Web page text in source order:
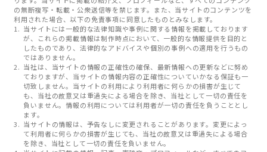
の無断複写・転載・公衆送信等を禁じます。また、当サイトのコンテンツを
利用された場合、以下の免責事項に同意したものとみなします。
当サイトには一般的な法律知識や事例に関する情報を掲載しております
が、これらの掲載情報は制作時点において、一般的な情報提供を目的と
したものであり、法律的なアドバイスや個別の事例への適用を行うもの
ではありません。
当社は、当サイトの情報の正確性の確保、最新情報への更新などに努め
ておりますが、当サイトの情報内容の正確性についていかなる保証も一
切致しません。当サイトの利用により利用者に何らかの損害が生じて
も、当社の故意又は重過失による場合を除き、当社として一切の責任を
負いません。情報の利用については利用者が一切の責任を負うこととし
ます。
当サイトの情報は、予告なしに変更されることがあります。変更によっ
て利用者に何らかの損害が生じても、当社の故意又は重過失による場合
を除き、当社として一切の責任を負いません。